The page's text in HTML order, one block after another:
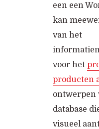
een een
kan
van het
voor het
producten
ontwerpen
database
visueel